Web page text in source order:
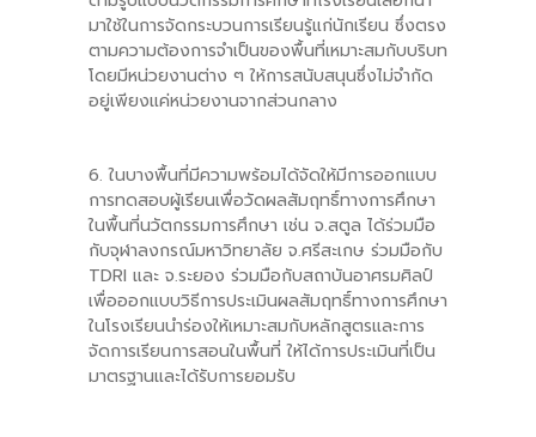
มาใช้ในการจัดกระบวนการเรียนรู้แก่นักเรียน ซึ่งตรง
ตามความต้องการจำเป็นของพื้นที่เหมาะสมกับบริบท
โดยมีหน่วยงานต่าง ๆ ให้การสนับสนุนซึ่งไม่จำกัด
อยู่เพียงแค่หน่วยงานจากส่วนกลาง
6. ในบางพื้นที่มีความพร้อมได้จัดให้มีการออกแบบ
การทดสอบผู้เรียนเพื่อวัดผลสัมฤทธิ์ทางการศึกษา
ในพื้นที่นวัตกรรมการศึกษา เช่น จ.สตูล ได้ร่วมมือ
กับจุฬาลงกรณ์มหาวิทยาลัย จ.ศรีสะเกษ ร่วมมือกับ
TDRI และ จ.ระยอง ร่วมมือกับสถาบันอาศรมศิลป์
เพื่อออกแบบวิธีการประเมินผลสัมฤทธิ์ทางการศึกษา
ในโรงเรียนนำร่องให้เหมาะสมกับหลักสูตรและการ
จัดการเรียนการสอนในพื้นที่ ให้ได้การประเมินที่เป็น
มาตรฐานและได้รับการยอมรับ